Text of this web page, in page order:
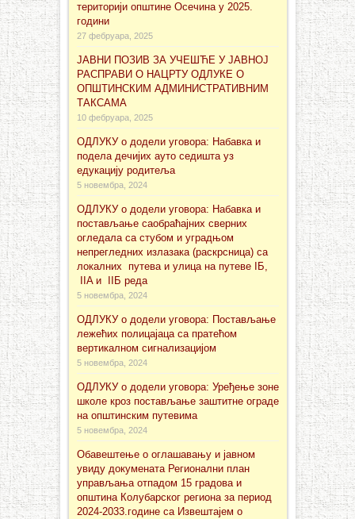
територији општине Осечина у 2025.
години
27 фебруара, 2025
ЈАВНИ ПОЗИВ ЗА УЧЕШЋЕ У ЈАВНОЈ
РАСПРАВИ О НАЦРТУ ОДЛУКЕ О
ОПШТИНСКИМ АДМИНИСТРАТИВНИМ
ТАКСАМА
10 фебруара, 2025
ОДЛУКУ о додели уговора: Набавка и
подела дечијих ауто седишта уз
едукацију родитеља
5 новембра, 2024
ОДЛУКУ о додели уговора: Набавка и
постављање саобраћајних сверних
огледала са стубом и уградњом
непрегледних излазака (раскрсница) са
локалних путева и улица на путеве IБ,
IIA и IIБ реда
5 новембра, 2024
ОДЛУКУ о додели уговора: Постављање
лежећих полицајаца са пратећом
вертикалном сигнализацијом
5 новембра, 2024
ОДЛУКУ о додели уговора: Уређење зоне
школе кроз постављање заштитне ограде
на општинским путевима
5 новембра, 2024
Обавештење о оглашавању и јавном
увиду докуменaта Регионални план
управљања отпадом 15 градова и
општина Колубарског региона за период
2024-2033.године са Извештајем о